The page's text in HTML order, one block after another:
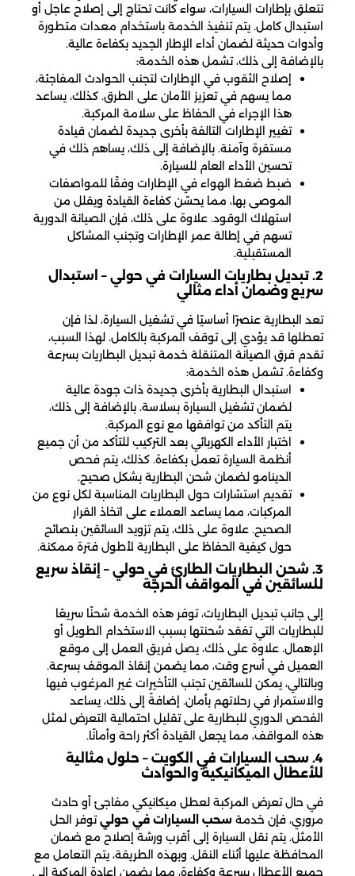
تتعلق بإطارات السيارات، سواء كانت تحتاج إلى إصلاح عاجل أو
استبدال كامل. يتم تنفيذ الخدمة باستخدام معدات متطورة
وأدوات حديثة لضمان أداء الإطار الجديد بكفاءة عالية.
بالإضافة إلى ذلك، تشمل هذه الخدمة:
إصلاح الثقوب في الإطارات لتجنب الحوادث المفاجئة،
مما يسهم في تعزيز الأمان على الطرق. كذلك، يساعد
هذا الإجراء في الحفاظ على سلامة المركبة.
تغيير الإطارات التالفة بأخرى جديدة لضمان قيادة
مستقرة وآمنة. بالإضافة إلى ذلك، يساهم ذلك في
تحسين الأداء العام للسيارة.
ضبط ضغط الهواء في الإطارات وفقًا للمواصفات
الموصى بها، مما يحسّن كفاءة القيادة ويقلل من
استهلاك الوقود. علاوة على ذلك، فإن الصيانة الدورية
تسهم في إطالة عمر الإطارات وتجنب المشاكل
المستقبلية.
2. تبديل بطاريات السيارات في حولي – استبدال
سريع وضمان أداء مثالي
تعد البطارية عنصرًا أساسيًا في تشغيل السيارة، لذا فإن
تعطلها قد يؤدي إلى توقف المركبة بالكامل. لهذا السبب،
تقدم فرق الصيانة المتنقلة خدمة تبديل البطاريات بسرعة
وكفاءة. تشمل هذه الخدمة:
استبدال البطارية بأخرى جديدة ذات جودة عالية
لضمان تشغيل السيارة بسلاسة. بالإضافة إلى ذلك،
يتم التأكد من توافقها مع نوع المركبة.
اختبار الأداء الكهربائي بعد التركيب للتأكد من أن جميع
أنظمة السيارة تعمل بكفاءة. كذلك، يتم فحص
الدينامو لضمان شحن البطارية بشكل صحيح.
تقديم استشارات حول البطاريات المناسبة لكل نوع من
المركبات، مما يساعد العملاء على اتخاذ القرار
الصحيح. علاوة على ذلك، يتم تزويد السائقين بنصائح
حول كيفية الحفاظ على البطارية لأطول فترة ممكنة.
3. شحن البطاريات الطارئ في حولي – إنقاذ سريع
للسائقين في المواقف الحرجة
إلى جانب تبديل البطاريات، توفر هذه الخدمة شحنًا سريعًا
للبطاريات التي تفقد شحنتها بسبب الاستخدام الطويل أو
الإهمال. علاوة على ذلك، يصل فريق العمل إلى موقع
العميل في أسرع وقت، مما يضمن إنقاذ الموقف بسرعة.
وبالتالي، يمكن للسائقين تجنب التأخيرات غير المرغوب فيها
والاستمرار في رحلاتهم بأمان. إضافةً إلى ذلك، يساعد
الفحص الدوري للبطارية على تقليل احتمالية التعرض لمثل
هذه المواقف، مما يجعل القيادة أكثر راحة وأمانًا.
4. سحب السيارات في الكويت – حلول مثالية
للأعطال الميكانيكية والحوادث
في حال تعرض المركبة لعطل ميكانيكي مفاجئ أو حادث
مروري، فإن خدمة سحب السيارات في حوليتوفر الحل
الأمثل. يتم نقل السيارة إلى أقرب ورشة إصلاح مع ضمان
المحافظة عليها أثناء النقل. وبهذه الطريقة، يتم التعامل مع
جميع الأعطال بسرعة وكفاءة، مما يضمن إعادة المركبة إلى